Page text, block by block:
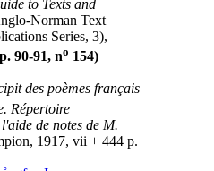
to Texts and
Norman Text
Series, 3),
90-91, no 154)
des poèmes français
Répertoire
de notes de M.
1917, vii + 444 p.